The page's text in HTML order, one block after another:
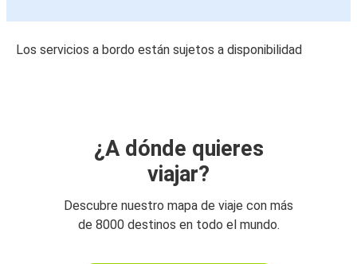
Los servicios a bordo están sujetos a disponibilidad
¿A dónde quieres
viajar?
Descubre nuestro mapa de viaje con más
de 8000 destinos en todo el mundo.